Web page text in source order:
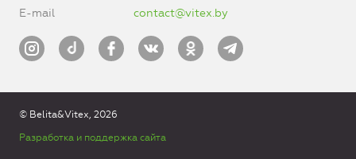
E-mail
contact@vitex.by
© Belita&Vitex, 2026
Разработка и поддержка сайта